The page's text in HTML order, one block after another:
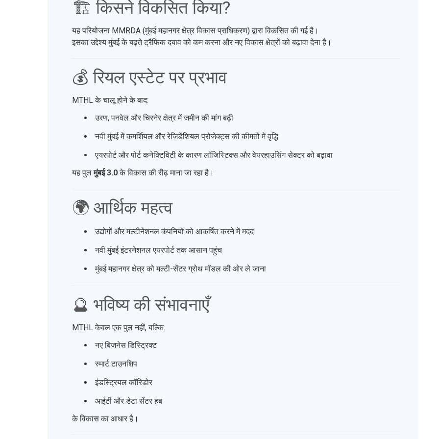
🏗️ किसने विकसित किया?
यह परियोजना MMRDA (मुंबई महानगर क्षेत्र विकास प्राधिकरण) द्वारा विकसित की गई है।
इसका उद्देश्य मुंबई के बढ़ते ट्रैफिक दबाव को कम करना और नए विकास क्षेत्रों को बढ़ावा देना है।
💰 रियल एस्टेट पर प्रभाव
MTHL के चालू होने के बाद:
उरण, पनवेल और चिरनेर क्षेत्र में जमीन की मांग बढ़ी
नवी मुंबई में कमर्शियल और रेजिडेंशियल प्रोजेक्ट्स की कीमतों में वृद्धि
एयरपोर्ट और पोर्ट कनेक्टिविटी के कारण लॉजिस्टिक्स और वेयरहाउसिंग सेक्टर को बढ़ावा
यह पुलमुंबई 3.0के विकास की रीढ़ माना जा रहा है।
🌍 आर्थिक महत्व
उद्योगों और मल्टीनेशनल कंपनियों को आकर्षित करने में मदद
नवी मुंबई इंटरनेशनल एयरपोर्ट तक आसान पहुंच
मुंबई महानगर क्षेत्र को मल्टी-सेंटर ग्रोथ मॉडल की ओर ले जाना
🔮 भविष्य की संभावनाएँ
MTHL केवल एक पुल नहीं, बल्कि:
नए बिजनेस डिस्ट्रिक्ट
स्मार्ट टाउनशिप
इंडस्ट्रियल कॉरिडोर
आईटी और डेटा सेंटर हब
के विकास का आधार है।